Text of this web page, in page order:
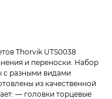
Thorvik UTS0038
и переноски. Набор
с разными видами
из качественной
— головки торцевые